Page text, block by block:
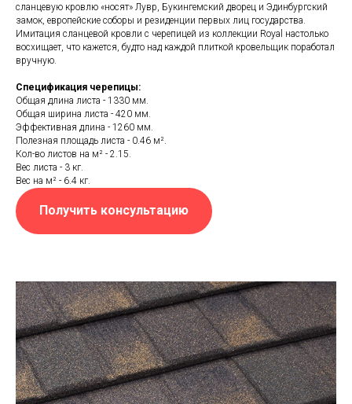
сланцевую кровлю «носят» Лувр, Букингемский дворец и Эдинбургский
замок, европейские соборы и резиденции первых лиц государства.
Имитация сланцевой кровли с черепицей из коллекции Royal настолько
восхищает, что кажется, будто над каждой плиткой кровельщик поработал
вручную.
Спецификация черепицы:
Общая длина листа - 1330 мм.
Общая ширина листа - 420 мм.
Эффективная длина - 1260 мм.
Полезная площадь листа - 0.46 м².
Кол-во листов на м² - 2.15.
Вес листа - 3 кг.
Вес на м² - 6.4 кг.
Получить консультацию